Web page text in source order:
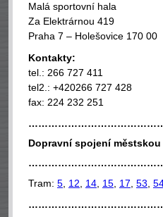
Malá sportovní hala
Za Elektrárnou 419
Praha 7 – Holešovice 170 00
Kontakty:
tel.: 266 727 411
tel2.: +420266 727 428
fax: 224 232 251
Dopravní spojení
Tram: 5 12 14 15 17 53